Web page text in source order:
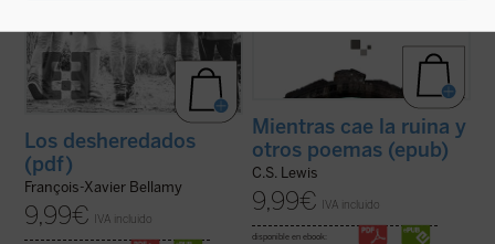
Los desheredados
(pdf)
François-Xavier Bellamy
9,99€ IVA incluido
Mientras cae la ruina y
otros poemas (epub)
C.S. Lewis
9,99€ IVA incluido
disponible en ebook: